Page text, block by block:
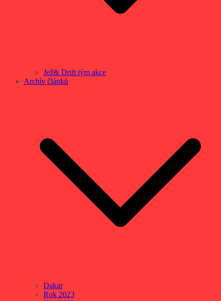
Jež& Drift tým akce
Archív článků
Dakar
Rok 2023